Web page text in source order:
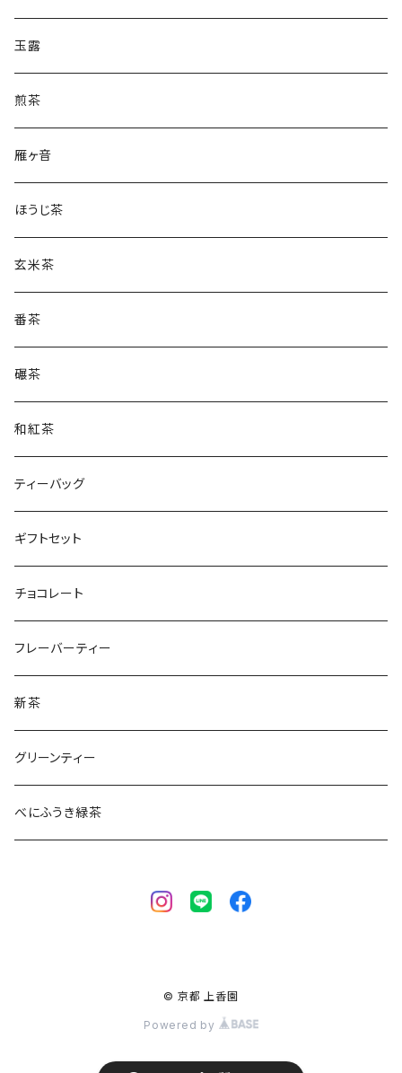
玉露
煎茶
雁ヶ音
ほうじ茶
玄米茶
番茶
碾茶
和紅茶
ティーバッグ
ギフトセット
チョコレート
フレーバーティー
新茶
グリーンティー
べにふうき緑茶
© 京都 上香園
Powered by